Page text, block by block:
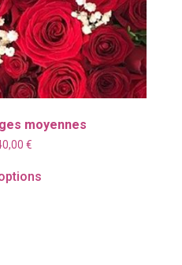
moyennes
€Plage
35,00 €